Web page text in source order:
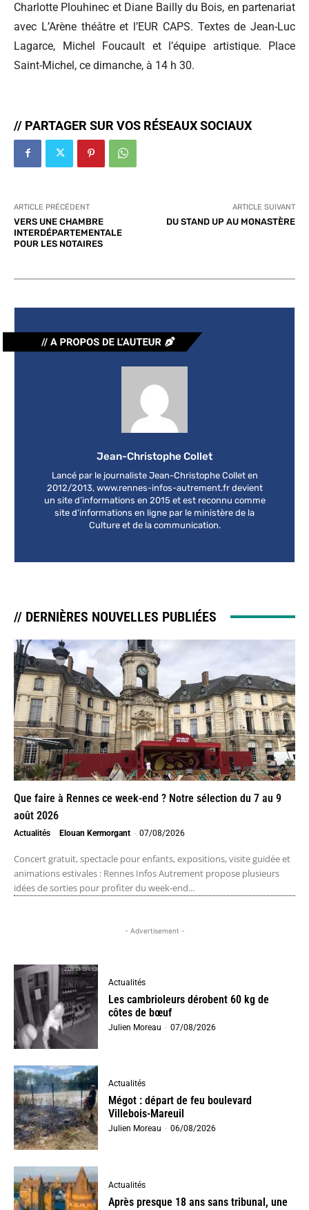
Charlotte Plouhinec et Diane Bailly du Bois, en partenariat
avec L’Arène théâtre et l’EUR CAPS. Textes de Jean-Luc
Lagarce, Michel Foucault et l’équipe artistique. Place
Saint-Michel, ce dimanche, à 14 h 30.
// PARTAGER SUR VOS RÉSEAUX SOCIAUX
ARTICLE PRÉCÉDENT
VERS UNE CHAMBRE
INTERDÉPARTEMENTALE
POUR LES NOTAIRES
ARTICLE SUIVANT
DU STAND UP AU MONASTÈRE
Jean-Christophe Collet
Lancé par le journaliste Jean-Christophe Collet en
2012/2013, www.rennes-infos-autrement.fr devient
un site d’informations en 2015 et est reconnu comme
site d’informations en ligne par le ministère de la
Culture et de la communication.
// DERNIÈRES NOUVELLES PUBLIÉES
Que faire à Rennes ce week-end ? Notre sélection du 7 au 9
août 2026
Actualités Elouan Kermorgant - 07/08/2026
Concert gratuit, spectacle pour enfants, expositions, visite guidée et
animations estivales : Rennes Infos Autrement propose plusieurs
idées de sorties pour profiter du week-end...
- Advertisement -
Actualités
Les cambrioleurs dérobent 60 kg de
côtes de bœuf
Julien Moreau - 07/08/2026
Actualités
Mégot : départ de feu boulevard
Villebois-Mareuil
Julien Moreau - 06/08/2026
Actualités
Après presque 18 ans sans tribunal, une